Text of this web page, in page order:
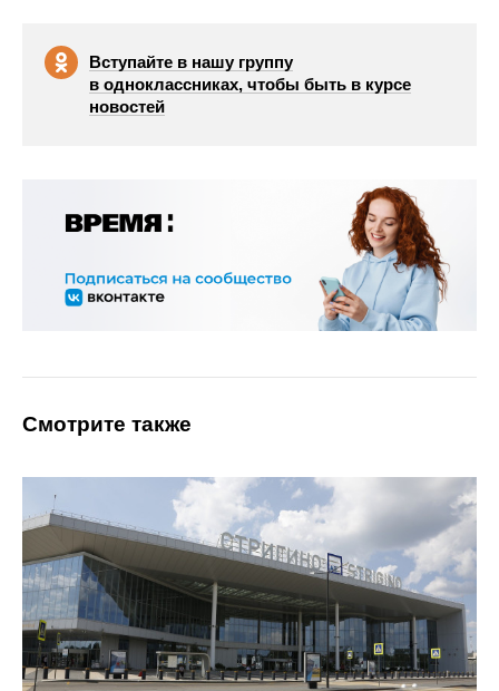
Вступайте в нашу группу
в одноклассниках, чтобы быть в курсе
новостей
Смотрите также